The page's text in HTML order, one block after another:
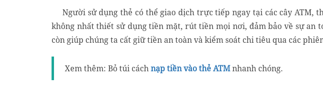
Người sử dụng thẻ có thể giao dịch trực tiếp ngay tại các cây ATM,
không nhất thiết sử dụng tiền mặt, rút tiền mọi nơi, đảm bảo về sự an
còn giúp chúng ta cất giữ tiền an toàn và kiểm soát chi tiêu qua các
Xem thêm: Bỏ túi cáchnạp tiền vào thẻ ATMnhanh chóng.